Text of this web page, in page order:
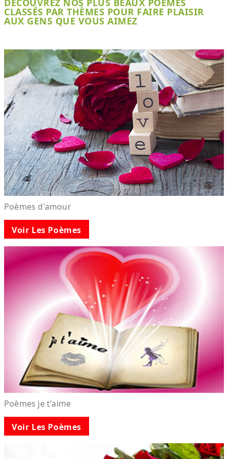
DECOUVREZ NOS PLUS BEAUX POÈMES
CLASSÉS PAR THÈMES POUR FAIRE PLAISIR
AUX GENS QUE VOUS AIMEZ
Poèmes d'amour
Voir Les Poèmes
Poèmes je t'aime
Voir Les Poèmes